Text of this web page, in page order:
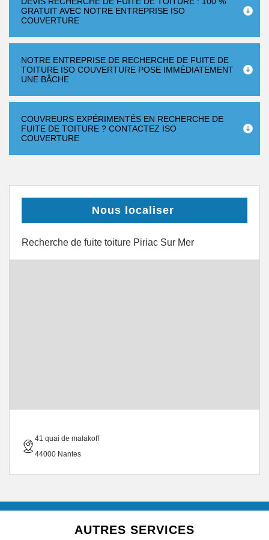
GRATUIT AVEC NOTRE ENTREPRISE ISO
COUVERTURE
NOTRE ENTREPRISE DE RECHERCHE DE FUITE DE
TOITURE ISO COUVERTURE POSE IMMÉDIATEMENT
UNE BÂCHE
COUVREURS EXPÉRIMENTÉS EN RECHERCHE DE
FUITE DE TOITURE ? CONTACTEZ ISO
COUVERTURE
Nous localiser
Recherche de fuite toiture Piriac Sur Mer
41 quai de malakoff
44000 Nantes
AUTRES SERVICES